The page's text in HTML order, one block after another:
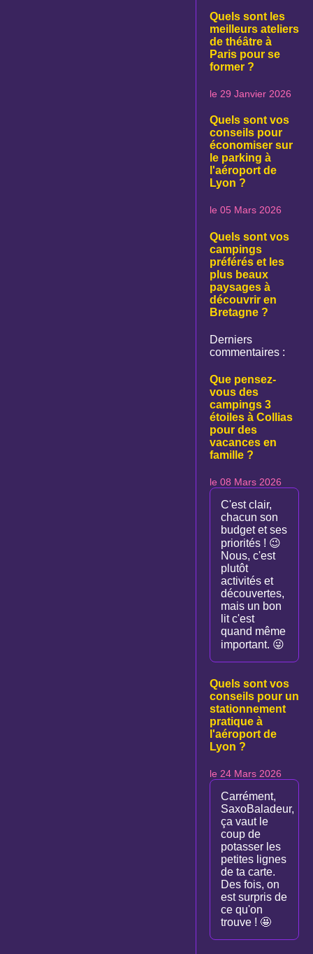
Quels sont les
meilleurs ateliers
de théâtre à
Paris pour se
former ?
le 29 Janvier 2026
Quels sont vos
conseils pour
économiser sur
le parking à
l'aéroport de
Lyon ?
le 05 Mars 2026
Quels sont vos
campings
préférés et les
plus beaux
paysages à
découvrir en
Bretagne ?
Derniers
commentaires :
Que pensez-
vous des
campings 3
étoiles à Collias
pour des
vacances en
famille ?
le 08 Mars 2026
C'est clair,
chacun son
budget et ses
priorités ! 😉
Nous, c'est
plutôt
activités et
découvertes,
mais un bon
lit c'est
quand même
important. 😜
Quels sont vos
conseils pour un
stationnement
pratique à
l'aéroport de
Lyon ?
le 24 Mars 2026
Carrément,
SaxoBaladeur,
ça vaut le
coup de
potasser les
petites lignes
de ta carte.
Des fois, on
est surpris de
ce qu'on
trouve ! 🤩